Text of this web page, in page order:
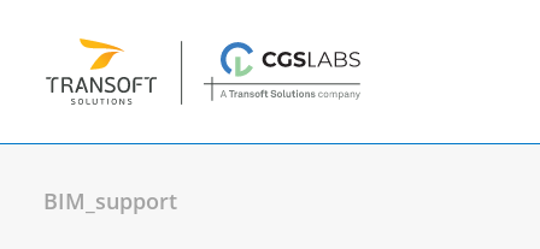
BIM_support